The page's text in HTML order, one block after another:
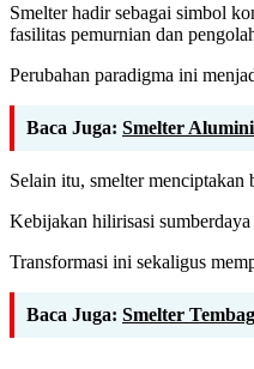
Smelter hadir sebagai simbol
fasilitas pemurnian dan
Perubahan paradigma ini
Baca Juga: Smelter
Selain itu, smelter menciptakan
Kebijakan hilirisasi
Transformasi ini sekaligus
Baca Juga: Smelter